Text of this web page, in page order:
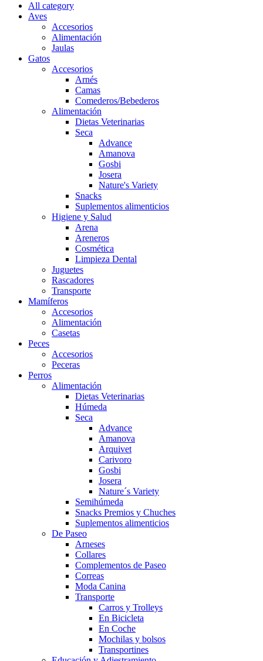
All category
Aves
Accesorios
Alimentación
Jaulas
Gatos
Accesorios
Arnés
Camas
Comederos/Bebederos
Alimentación
Dietas Veterinarias
Seca
Advance
Amanova
Gosbi
Josera
Nature's Variety
Snacks
Suplementos alimenticios
Higiene y Salud
Arena
Areneros
Cosmética
Limpieza Dental
Juguetes
Rascadores
Transporte
Mamíferos
Accesorios
Alimentación
Casetas
Peces
Accesorios
Peceras
Perros
Alimentación
Dietas Veterinarias
Húmeda
Seca
Advance
Amanova
Arquivet
Carivoro
Gosbi
Josera
Nature´s Variety
Semihúmeda
Snacks Premios y Chuches
Suplementos alimenticios
De Paseo
Arneses
Collares
Complementos de Paseo
Correas
Moda Canina
Transporte
Carros y Trolleys
En Bicicleta
En Coche
Mochilas y bolsos
Transportines